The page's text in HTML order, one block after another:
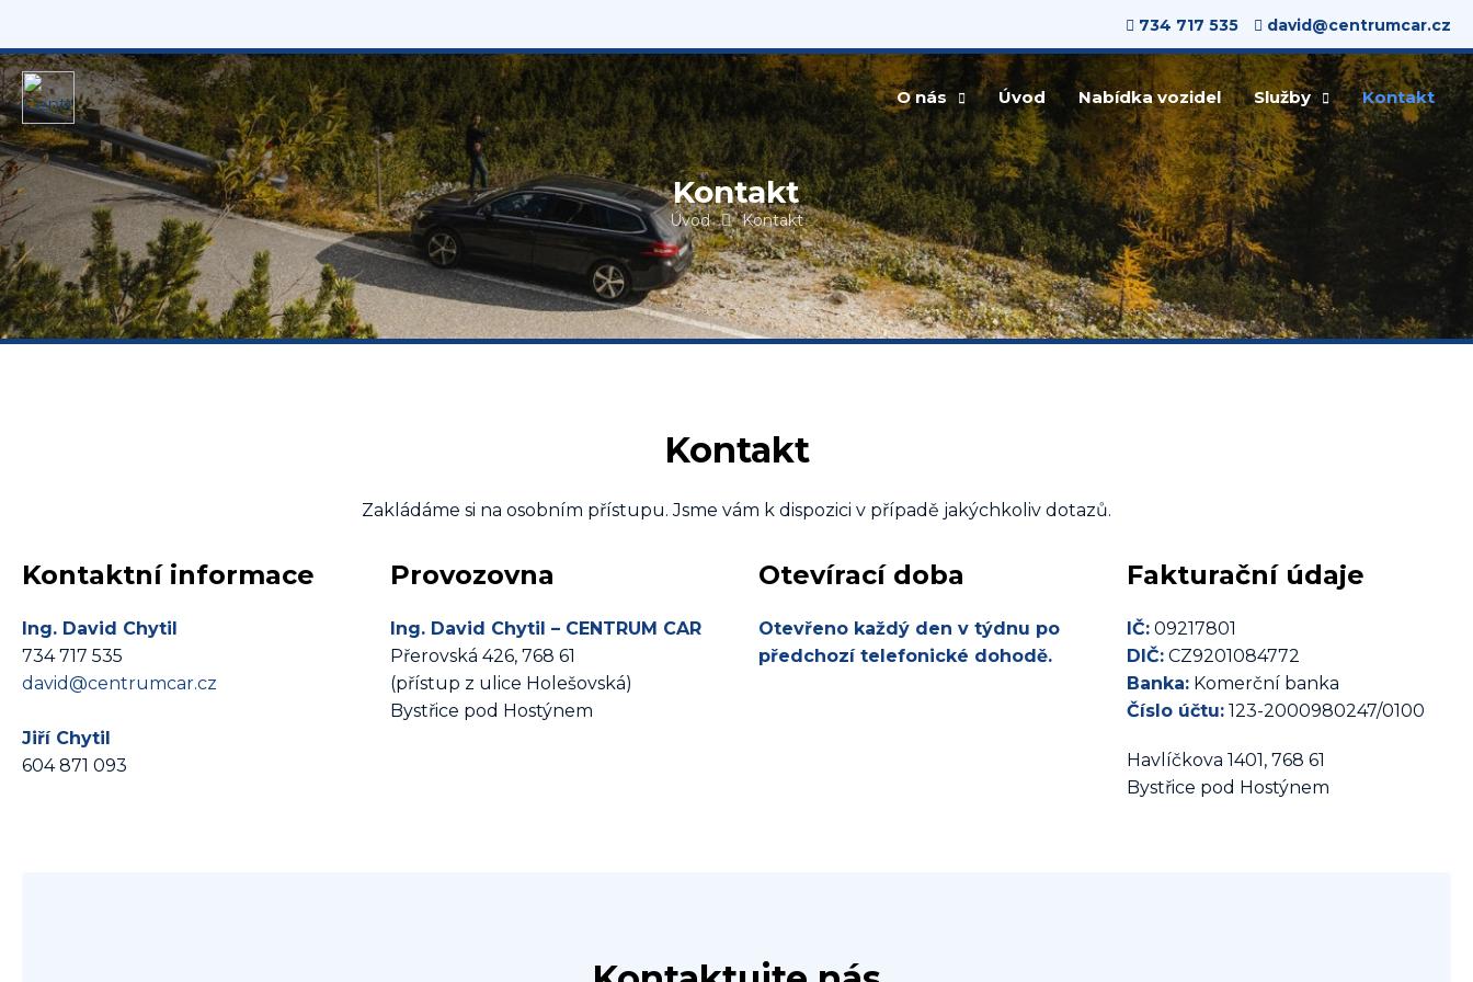
734 717 535 david@centrumcar.cz
O nás
Akce & Novinky
O společnosti
Partneři
Úvod Nabídka vozidel Služby
Prodej ojetých aut
Výkup vozů za hotové
Povinné ručení
Havarijní pojištění
Kontakt
Kontakt
Úvod Kontakt
Kontakt
Zakládáme si na osobním přístupu. Jsme vám k dispozici v případě jakýchkoliv dotazů.
Kontaktní informace
Ing. David Chytil
734 717 535
david@centrumcar.cz
Jiří Chytil
604 871 093
Provozovna
Ing. David Chytil – CENTRUM CAR
Přerovská 426, 768 61
(přístup z ulice Holešovská)
Bystřice pod Hostýnem
Otevírací doba
Otevřeno každý den v týdnu po
předchozí telefonické dohodě.
Fakturační údaje
IČ: 09217801
DIČ: CZ9201084772
Banka: Komerční banka
Číslo účtu: 123-2000980247/0100
Havlíčkova 1401, 768 61
Bystřice pod Hostýnem